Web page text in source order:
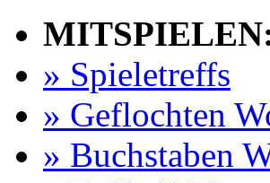
» Spieletreffs
» Geflochten
» Buchstaben